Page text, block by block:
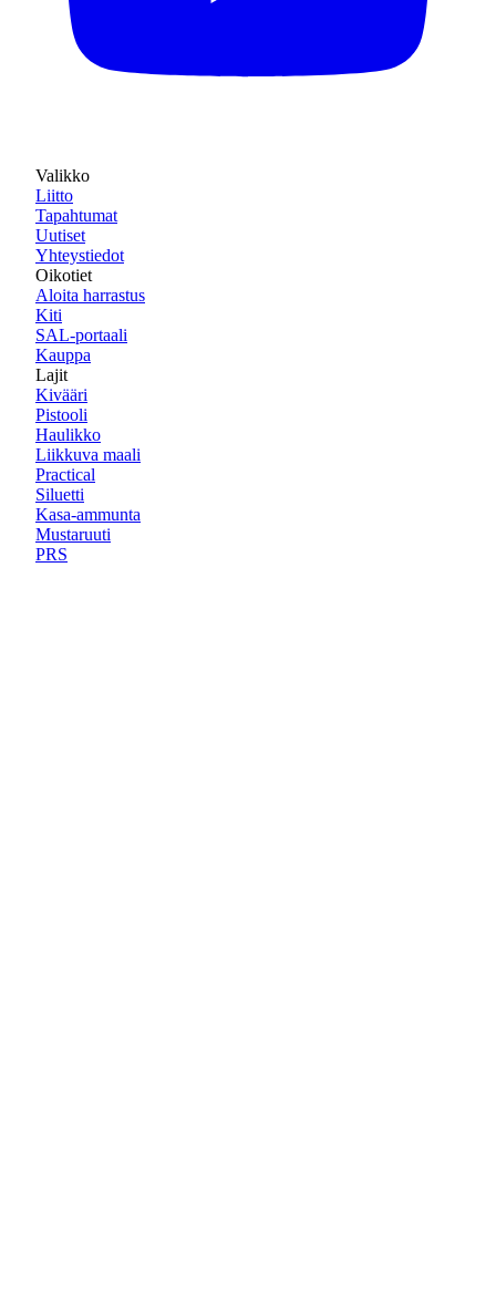
Valikko
Liitto
Tapahtumat
Uutiset
Yhteystiedot
Oikotiet
Aloita harrastus
Kiti
SAL-portaali
Kauppa
Lajit
Kivääri
Pistooli
Haulikko
Liikkuva maali
Practical
Siluetti
Kasa-ammunta
Mustaruuti
PRS